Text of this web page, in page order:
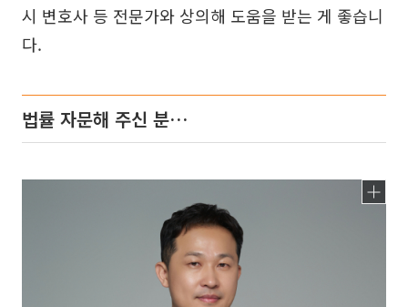
시 변호사 등 전문가와 상의해 도움을 받는 게 좋습니
다.
법률 자문해 주신 분…